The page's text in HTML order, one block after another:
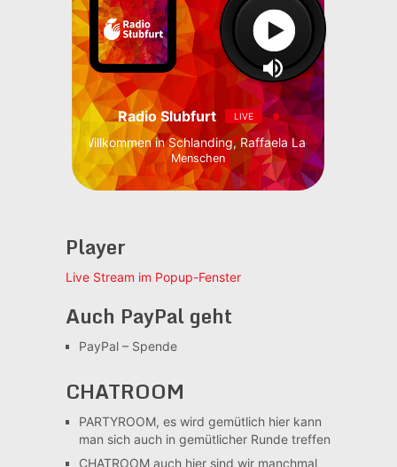
Radio Slubfurt LIVE
Willkommen in Schlanding, Raffaela Lackner
Menschen
Player
Live Stream im Popup-Fenster
Auch PayPal geht
PayPal – Spende
CHATROOM
PARTYROOM, es wird gemütlichhier kann
man sich auch in gemütlicher Runde treffen
CHATROOMauch hier sind wir manchmal